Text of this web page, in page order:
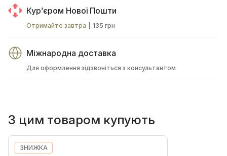
Курʼєром Нової Пошти
Отримайте завтра 135 грн
Міжнародна доставка
Для оформлення зідзвоніться з консультантом
З цим товаром купують
ЗНИЖКА